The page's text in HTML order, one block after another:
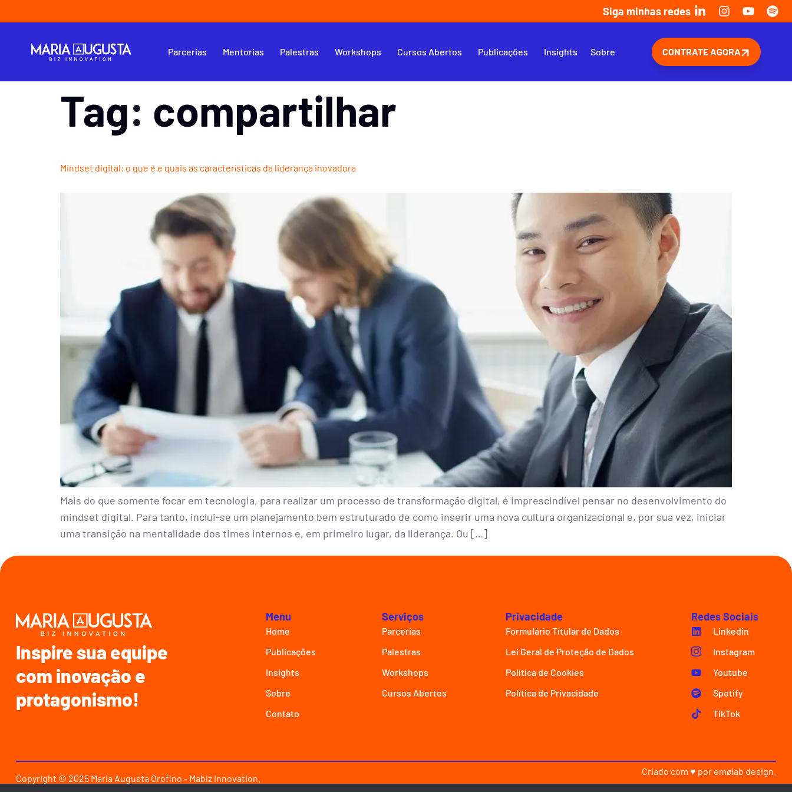
Siga minhas redes
Parcerias Mentorias Palestras Workshops Cursos Abertos Publicações Insights Sobre CONTRATE AGORA
Tag: compartilhar
Mindset digital: o que é e quais as características da liderança inovadora
Mais do que somente focar em tecnologia, para realizar um processo de transformação digital, é imprescindível pensar no desenvolvimento do
mindset digital. Para tanto, inclui-se um planejamento bem estruturado de como inserir uma nova cultura organizacional e, por sua vez, iniciar
uma transição na mentalidade dos times internos e, em primeiro lugar, da liderança. Ou […]
Inspire sua equipe
com inovação e
protagonismo!
Menu
Home
Publicações
Insights
Sobre
Contato
Serviços
Parcerias
Palestras
Workshops
Cursos Abertos
Privacidade
Formulário Títular de Dados
Lei Geral de Proteção de Dados
Política de Cookies
Política de Privacidade
Redes Sociais
Linkedin
Instagram
Youtube
Spotify
TikTok
Copyright © 2025 Maria Augusta Orofino - Mabiz Innovation.
Criado com ♥ por emølab design